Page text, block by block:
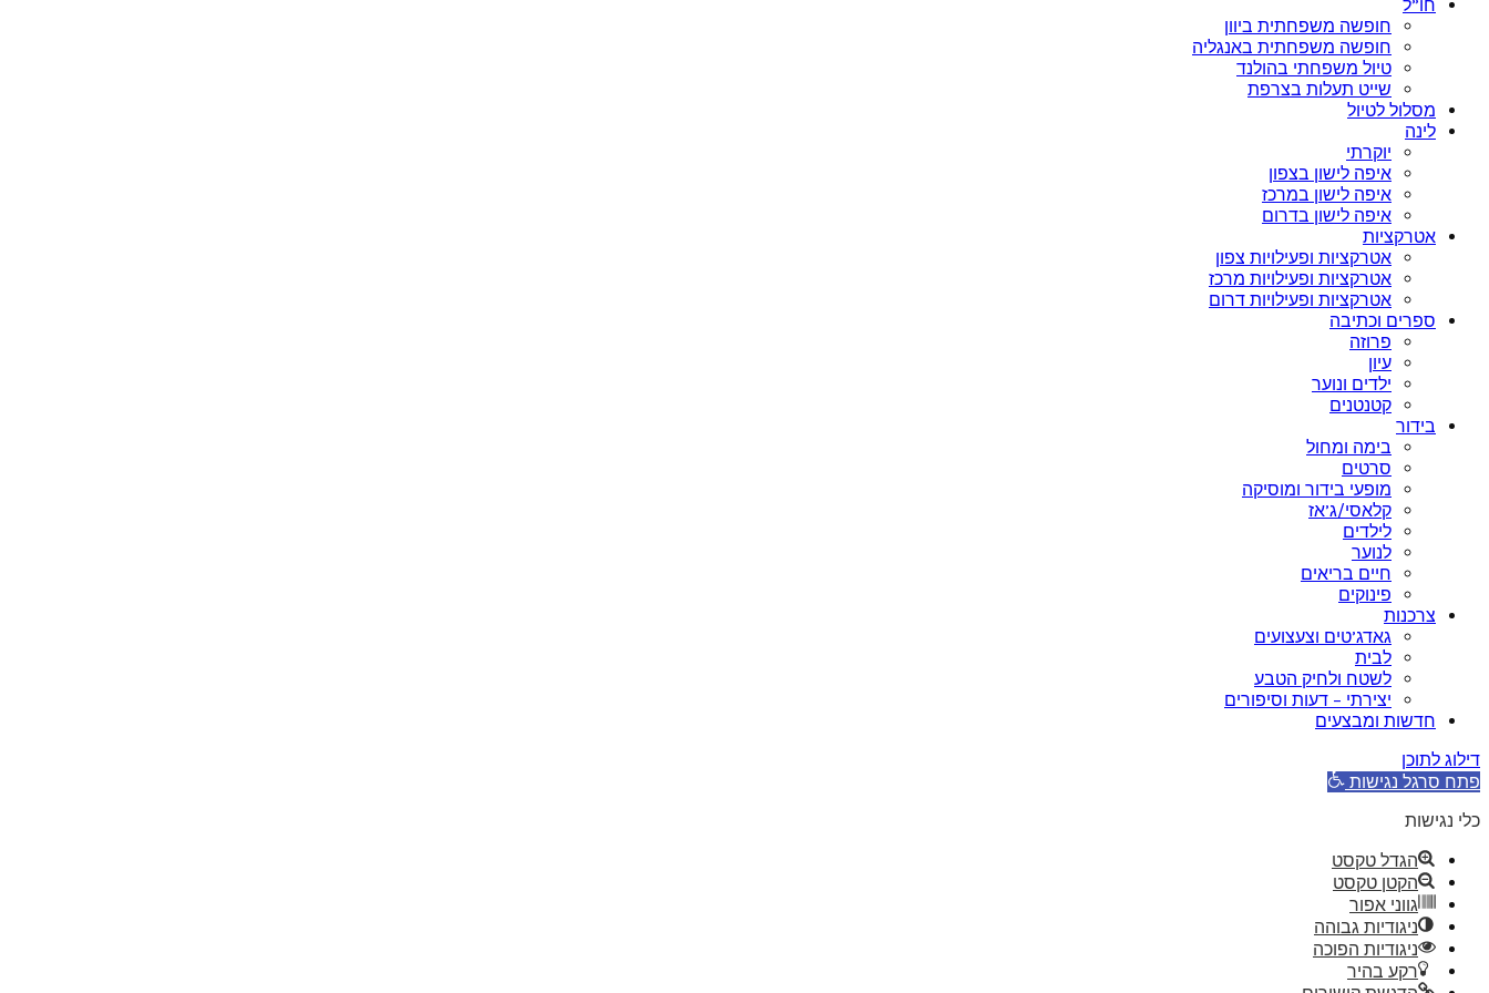
חו”ל
חופשה משפחתית ביוון
חופשה משפחתית באנגליה
טיול משפחתי בהולנד
שייט תעלות בצרפת
מסלול לטיול
לינה
יוקרתי
איפה לישון בצפון
איפה לישון במרכז
איפה לישון בדרום
אטרקציות
אטרקציות ופעילויות צפון
אטרקציות ופעילויות מרכז
אטרקציות ופעילויות דרום
ספרים וכתיבה
פרוזה
עיון
ילדים ונוער
קטנטנים
בידור
בימה ומחול
סרטים
מופעי בידור ומוסיקה
קלאסי/ג’אז
לילדים
לנוער
חיים בריאים
פינוקים
צרכנות
גאדג’טים וצעצועים
לבית
לשטח ולחיק הטבע
יצירתי – דעות וסיפורים
חדשות ומבצעים
דילוג לתוכן
פתח סרגל נגישות
כלי נגישות
הגדל טקסט
הקטן טקסט
גווני אפור
ניגודיות גבוהה
ניגודיות הפוכה
רקע בהיר